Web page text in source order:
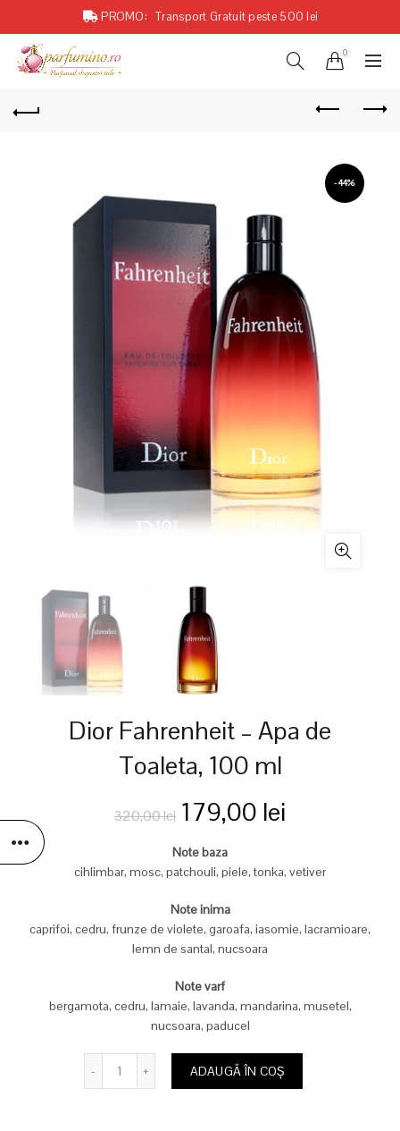
PROMO: Transport Gratuit peste 500 lei
0
-44%
Dior Fahrenheit – Apa de
Toaleta, 100 ml
320,00lei Prețul
inițial
fost:
179,00 lei
179,00 lei.
Note baza
cihlimbar, mosc, patchouli, piele, tonka, vetiver
Note inima
caprifoi, cedru, frunze de violete, garoafa, iasomie, lacramioare,
lemn de santal, nucsoara
Note varf
bergamota, cedru, lamaie, lavanda, mandarina, musetel,
nucsoara, paducel
ADAUGĂ ÎN COȘ